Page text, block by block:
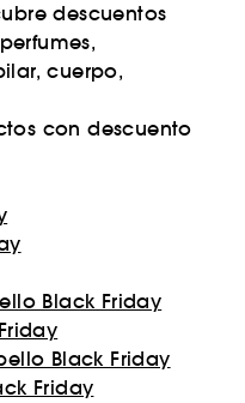
descuentos
cuerpo,
con descuento
Black Friday
Black Friday
Friday